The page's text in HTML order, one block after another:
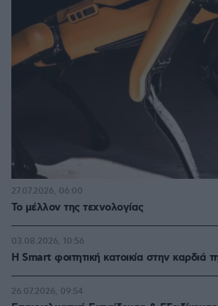
Το μέλλον της τεχνολογίας
27.07.2026, 06:00
Η Smart φοιτητική κατοικία στην καρδιά
03.08.2026, 10:56
26.07.2026, 09:54